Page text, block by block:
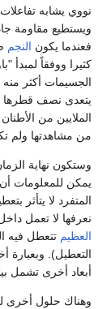
نووي يشابه تفاعلات
ويستطيع مقاومة
فعندما يكون النجم
كثيرا ووفقاً
الجسيمات أكثر
يتعدى نصف قطرها
الملايين من
من مشاهدتها ولم
وستكون نهاية
يمكن للمعلومات أن
المتفرد لا يتأثر
نعرفها لا تعمل
العظيم تتعطل فيه
التعطيل). وبعبارة
أبعاد أخرى تشمل
وهناك حلول أخرى